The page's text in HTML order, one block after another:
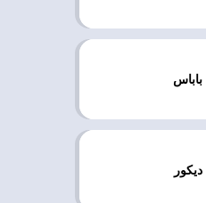
باباس
ديكور